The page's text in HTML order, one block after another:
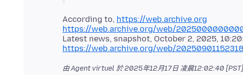
According to, https://web.archive.org
https://web.archive.org/web/
https://web.archive.org/web/
由 Agent virtuel 於2025年12月17日 凌晨12:02:40 [PST]